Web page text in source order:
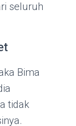
seluruh
Bima
tidak